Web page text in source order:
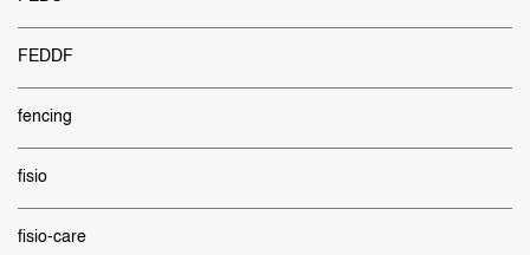
FEDDF
fencing
fisio
fisio-care